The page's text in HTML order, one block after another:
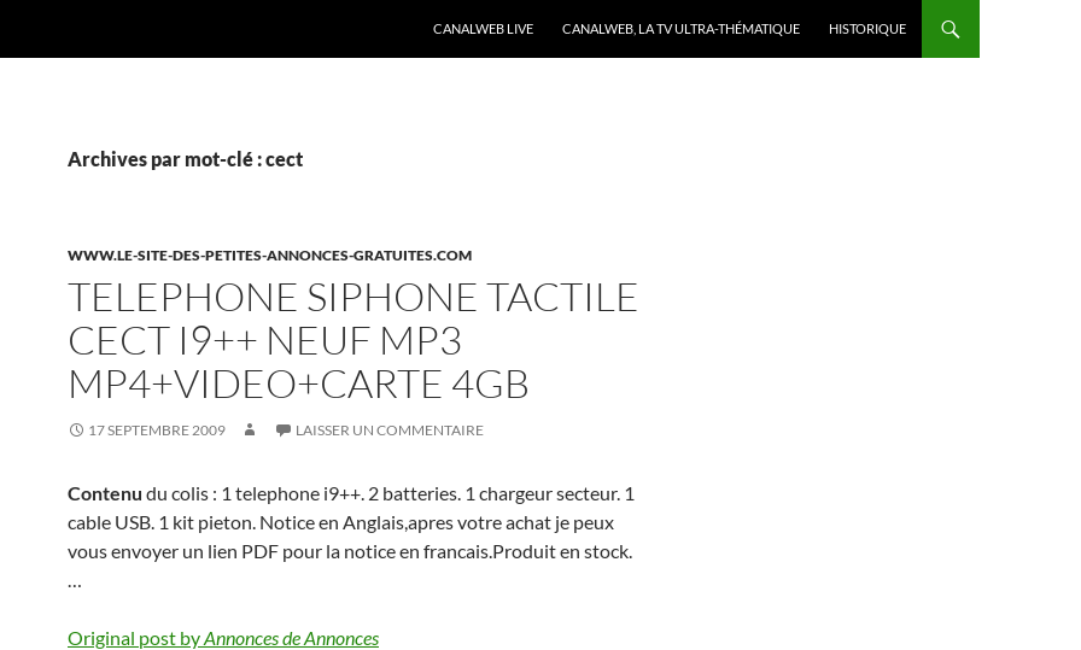
CANALWEB LIVE CANALWEB, LA TV ULTRA-THÉMATIQUE HISTORIQUE
Archives par mot-clé : cect
WWW.LE-SITE-DES-PETITES-ANNONCES-GRATUITES.COM
TELEPHONE SIPHONE TACTILE
CECT I9++ NEUF MP3
MP4+VIDEO+CARTE 4GB
17 SEPTEMBRE 2009 LAISSER UN COMMENTAIRE
Contenu du colis : 1 telephone i9++. 2 batteries. 1 chargeur secteur. 1
cable USB. 1 kit pieton. Notice en Anglais,apres votre achat je peux
vous envoyer un lien PDF pour la notice en francais.Produit en stock.
…
Original post byAnnonces de Annonces